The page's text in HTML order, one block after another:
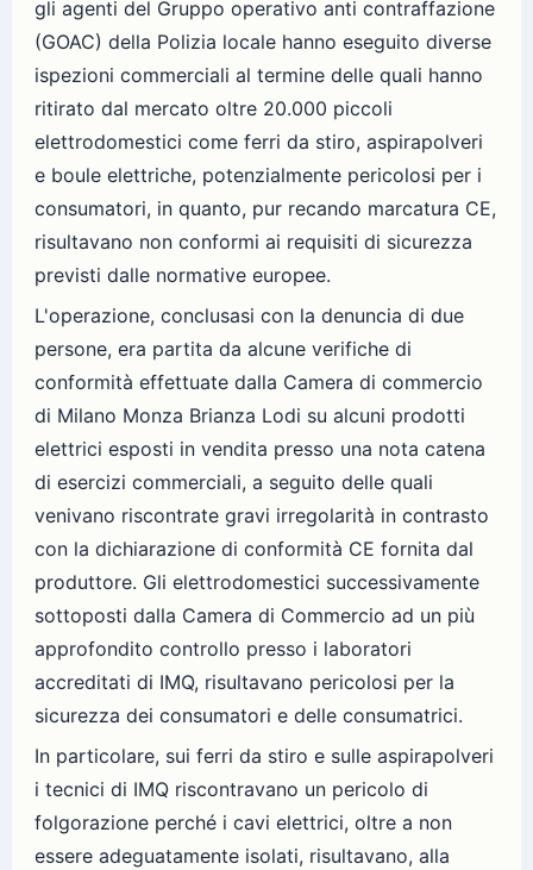
gli agenti del Gruppo operativo anti contraffazione
(GOAC) della Polizia locale hanno eseguito diverse
ispezioni commerciali al termine delle quali hanno
ritirato dal mercato oltre 20.000 piccoli
elettrodomestici come ferri da stiro, aspirapolveri
e boule elettriche, potenzialmente pericolosi per i
consumatori, in quanto, pur recando marcatura CE,
risultavano non conformi ai requisiti di sicurezza
previsti dalle normative europee.
L'operazione, conclusasi con la denuncia di due
persone, era partita da alcune verifiche di
conformità effettuate dalla Camera di commercio
di Milano Monza Brianza Lodi su alcuni prodotti
elettrici esposti in vendita presso una nota catena
di esercizi commerciali, a seguito delle quali
venivano riscontrate gravi irregolarità in contrasto
con la dichiarazione di conformità CE fornita dal
produttore. Gli elettrodomestici successivamente
sottoposti dalla Camera di Commercio ad un più
approfondito controllo presso i laboratori
accreditati di IMQ, risultavano pericolosi per la
sicurezza dei consumatori e delle consumatrici.
In particolare, sui ferri da stiro e sulle aspirapolveri
i tecnici di IMQ riscontravano un pericolo di
folgorazione perché i cavi elettrici, oltre a non
essere adeguatamente isolati, risultavano, alla